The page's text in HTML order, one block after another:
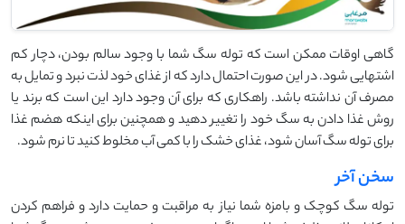
گاهی اوقات ممکن است که توله سگ شما با وجود سالم بودن، دچار کم
اشتهایی شود. در این صورت احتمال دارد که از غذای خود لذت نبرد و تمایل به
مصرف آن نداشته باشد. راهکاری که برای آن وجود دارد این است که برند یا
روش غذا دادن به سگ خود را تغییر دهید و همچنین برای اینکه هضم غذا
برای توله سگ آسان شود، غذای خشک را با کمی آب مخلوط کنید تا نرم شود.
سخن آخر
توله سگ کوچک و بامزه شما نیاز به مراقبت و حمایت دارد و فراهم کردن